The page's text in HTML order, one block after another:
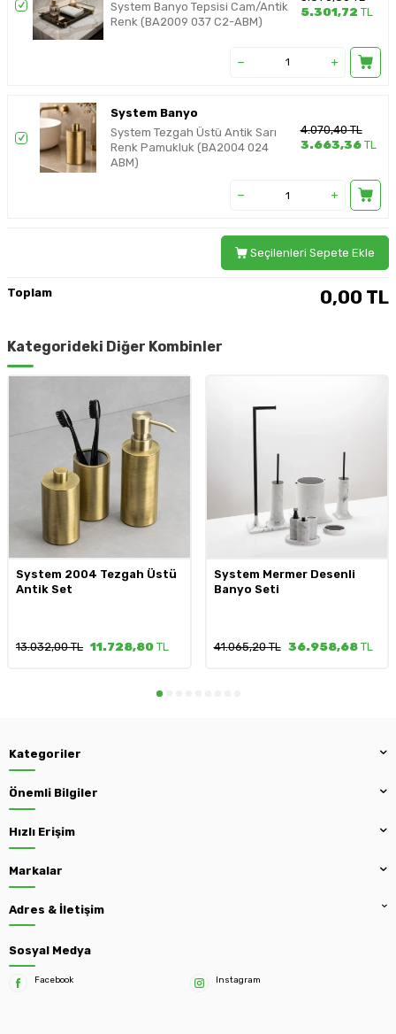
System Banyo Tepsisi Cam/Antik
Renk (BA2009 037 C2-ABM)
5.301,72 TL
System Banyo
System Tezgah Üstü Antik Sarı
Renk Pamukluk (BA2004 024
ABM)
4.070,40TL
3.663,36TL
Seçilenleri Sepete Ekle
Toplam 0,00 TL
Kategorideki Diğer Kombinler
System 2004 Tezgah Üstü
Antik Set
13.032,00 TL 11.728,80 TL
System Mermer Desenli
Banyo Seti
41.065,20 TL 36.958,68TL
Kategoriler
Önemli Bilgiler
Hızlı Erişim
Markalar
Adres & İletişim
Sosyal Medya
Facebook Instagram